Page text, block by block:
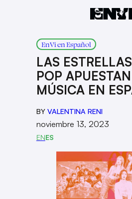
EnVi en Español
LAS
POP
MÚSICA EN
BY VALENTINA RENI
noviembre 13, 2023
ENES